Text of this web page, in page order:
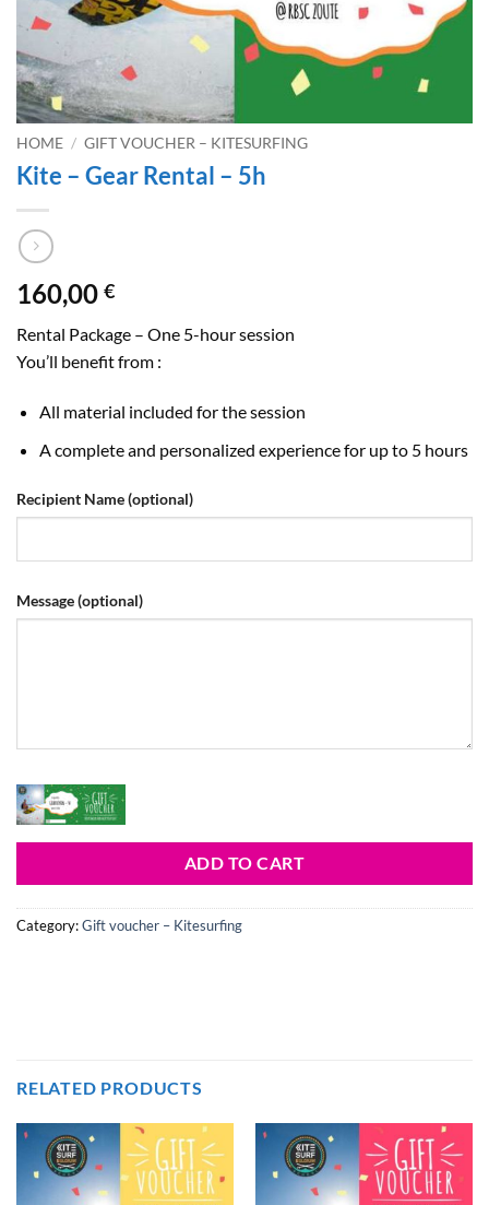
HOME / GIFT VOUCHER – KITESURFING
Kite – Gear Rental – 5h
160,00 €
Rental Package – One 5-hour session
You’ll benefit from :
All material included for the session
A complete and personalized experience for up to 5 hours
Recipient Name(optional)
Message(optional)
ADD TO CART
Category:Gift voucher – Kitesurfing
RELATED PRODUCTS